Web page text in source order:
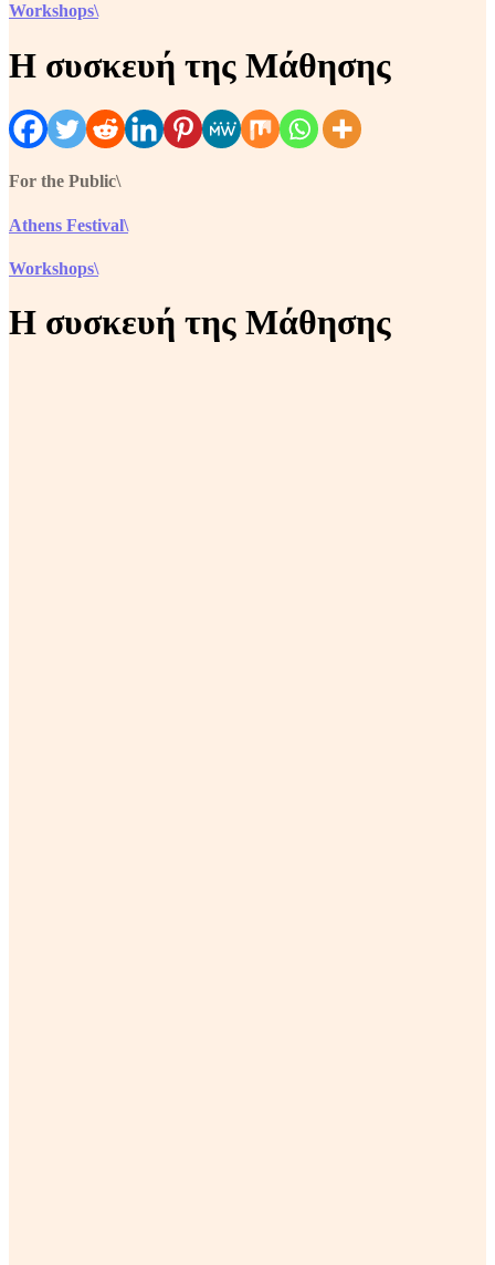
Workshops\
Η συσκευή της Μάθησης
For the Public\
Athens Festival\
Workshops\
Η συσκευή της Μάθησης